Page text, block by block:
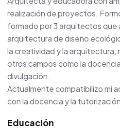
realización de proyectos.
formado por 3 arquitectos que
arquitectura de diseño
la creatividad y la arquitectura,
otros campos como la
divulgación.
Actualmente compatibilizo mi
con la docencia y la
Educación